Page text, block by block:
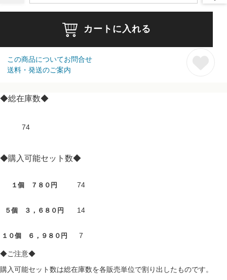
カートに入れる
この商品についてお問合せ
送料・発送のご案内
◆総在庫数◆
74
◆購入可能セット数◆
１個 ７８０円 74
５個 ３，６８０円 14
１０個 ６，９８０円 7
◆ご注意◆
購入可能セット数は総在庫数を各販売単位で割り出したものです。